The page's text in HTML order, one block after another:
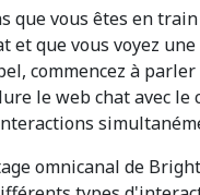
que vous êtes en
et que vous voyez
commencez à
le web chat avec
omnicanal de